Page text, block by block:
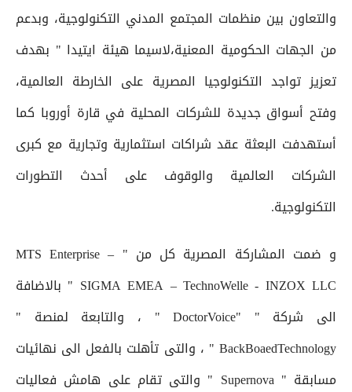
والتعاون بين منظمات المجتمع المدني التكنولوجية، وبدعم
من الجهات الحكومية المعنية،لاسيما هيئة ايتيدا " بهدف
تعزيز تواجد التكنولوجيا المصرية على الخارطة العالمية،
وفتح أسواق جديدة للشركات المحلية في قارة أوروبا كما
أستهدفت البعثة عقد شراكات استثمارية وتجارية مع كبرى
الشركات العالمية والوقوف على أحدث التطورات
التكنولوجية.
و ضمت المشاركة المصرية كل من " MTS Enterprise –
SIGMA EMEA – TechnoWelle - INZOX LLC " بالاضافة
الى شركة " "DoctorVoice " ، والتابعة لمنصة "
BackBoaedTechnology " ، والتى تأهلت بالفعل الى نهائيات
مسابقة " Supernova " والتى تقام على هامش فعاليات